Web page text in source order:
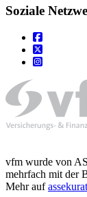
Soziale
vfm wurde von
mehrfach mit der
Mehr auf